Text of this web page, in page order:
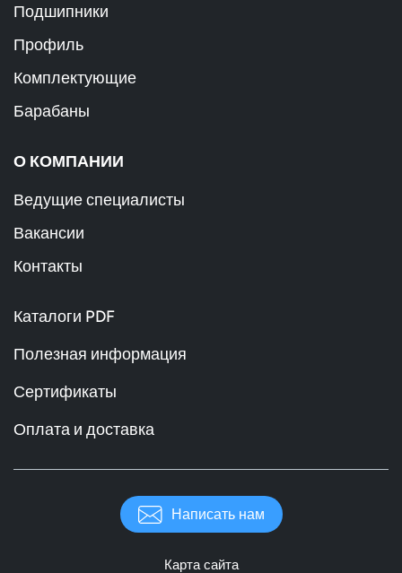
Подшипники
Профиль
Комплектующие
Барабаны
О КОМПАНИИ
Ведущие специалисты
Вакансии
Контакты
Каталоги PDF
Полезная информация
Сертификаты
Оплата и доставка
Написать нам
Карта сайта